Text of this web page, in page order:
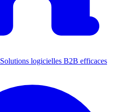
Solutions logicielles B2B efficaces